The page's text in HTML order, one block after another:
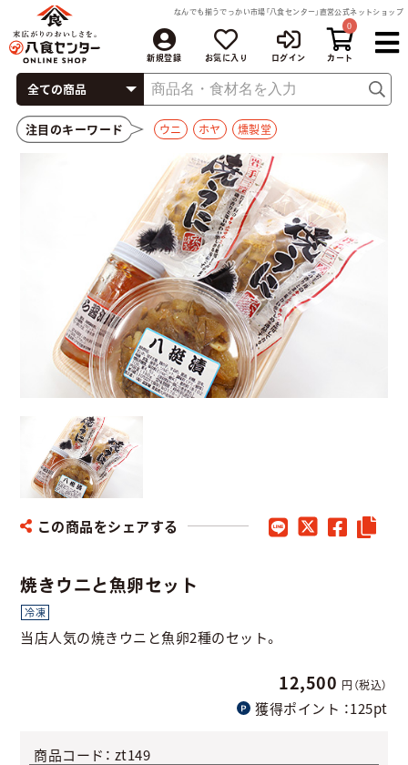
なんでも揃うでっかい市場「八食センター」直営公式ネットショップ
新規登録 お気に入り ログイン
0
注目のキーワード ウニ ホヤ 燻製堂
この商品をシェアする
焼きウニと魚卵セット
冷凍
12,500 円（税込）
獲得ポイント ：125pt
商品コード： zt149
当店人気の焼きウニと魚卵2種のセット。